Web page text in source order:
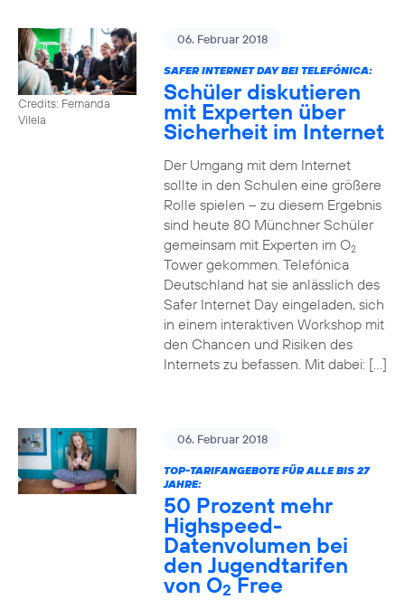
Credits: Fernanda
Vilela
06. Februar 2018
SAFER INTERNET DAY BEI TELEFÓNICA:
Schüler diskutieren
mit Experten über
Sicherheit im Internet
Der Umgang mit dem Internet
sollte in den Schulen eine größere
Rolle spielen – zu diesem Ergebnis
sind heute 80 Münchner Schüler
gemeinsam mit Experten im O2
Tower gekommen. Telefónica
Deutschland hat sie anlässlich des
Safer Internet Day eingeladen, sich
in einem interaktiven Workshop mit
den Chancen und Risiken des
Internets zu befassen. Mit dabei: […]
06. Februar 2018
TOP-TARIFANGEBOTE FÜR ALLE BIS 27
JAHRE:
50 Prozent mehr
Highspeed-
Datenvolumen bei
den Jugendtarifen
von O2Free